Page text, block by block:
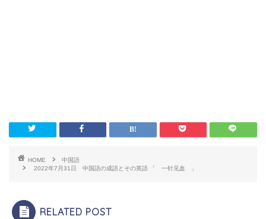
HOME
中国語
2022年7月31日 中国語の成語とその英語 「 一针见血 」
RELATED POST